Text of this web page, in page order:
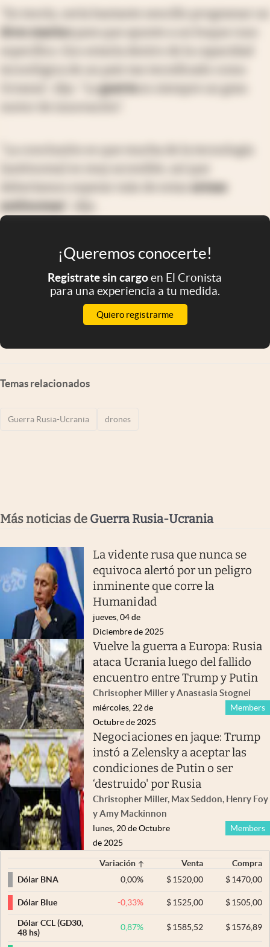
"En teoría, sería bastante sencillo programar un
dron marino
Ucrania", dijo. "Laguerra
"La conclusión es que mucha de la tecnología
armas
autónomas
¡Queremos conocerte!
Registrate sin cargoen El Cronista
para una experiencia a tu medida.
Quiero registrarme
Temas relacionados
Guerra Rusia-Ucrania drones
Más noticias de Guerra Rusia-Ucrania
La vidente rusa que nunca se
equivoca alertó por un peligro
inminente que corre la
Humanidad
jueves, 04 de
Diciembre de 2025
Vuelve la guerra a Europa: Rusia
ataca Ucrania luego del fallido
encuentro entre Trump y Putin
Christopher Miller y Anastasia Stognei
Members
miércoles, 22 de
Octubre de 2025
Negociaciones en jaque: Trump
instó a Zelensky a aceptar las
condiciones de Putin o ser
‘destruido' por Rusia
Christopher Miller, Max Seddon, Henry Foy
y Amy Mackinnon
Members
lunes, 20 de Octubre
de 2025
Variación Venta
Compra
Dólar BNA
0,00% $ 1520,00 $1470,00
Dólar Blue -0,33% $ 1525,00 $1505,00
Dólar CCL (GD30,
48 hs)
0,87% $ 1585,52 $1576,89